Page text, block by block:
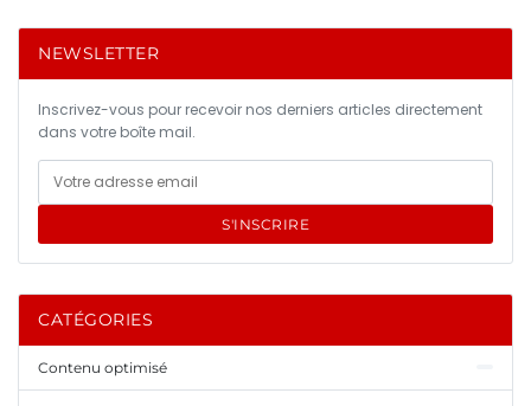
NEWSLETTER
Inscrivez-vous pour recevoir nos derniers articles directement
dans votre boîte mail.
S'INSCRIRE
CATÉGORIES
Contenu optimisé